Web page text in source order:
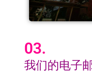
03.
我们的电子